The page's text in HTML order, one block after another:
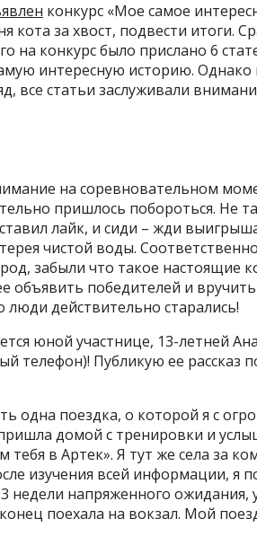
конкурс «Мое самое
кота за хвост, подвести итоги.
на конкурс было прислано 6
интересную историю.
все статьи заслуживали
на соревновательном
пришлось побороться. Не
лайк, и сиди – жди
чистой воды.
забыли что такое настоящие
объявить победителей и
люди действительно старались!
юной участнице, 13-летней
телефон)! Публикую ее рассказ
одна поездка, о которой я с
домой с тренировки и
тебя в Артек». Я тут же села за
изучения всей информации, я
недели напряженного ожидания,
поехала на вокзал. Мой